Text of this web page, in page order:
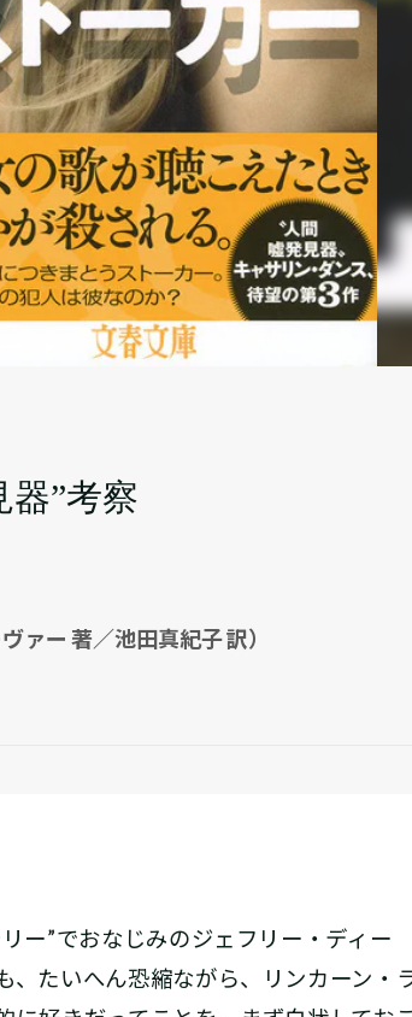
”考察
ァー 著／池田真紀子 訳）
ー”でおなじみのジェフリー・ディー
、たいへん恐縮ながら、リンカーン・